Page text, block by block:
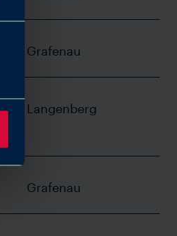
Grafenau
Langenberg
Grafenau